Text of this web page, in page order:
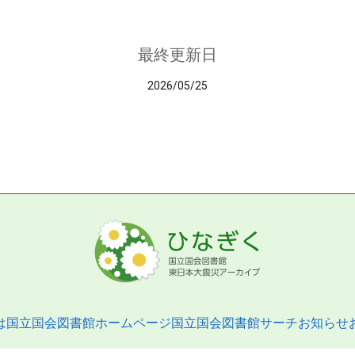
最終更新日
2026/05/25
国立国会図書館ホームページ国立国会図書館サーチお知らせ